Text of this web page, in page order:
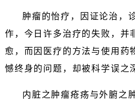
肿瘤的怡疗，因证论治，
作，今日许多治疗的失败，并
愈，而因医疗的方法与使用药
憾终身的问题，却被科学误之
内脏之肿瘤疮疡与外腑之